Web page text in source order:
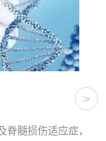
>
髓损伤适应症，